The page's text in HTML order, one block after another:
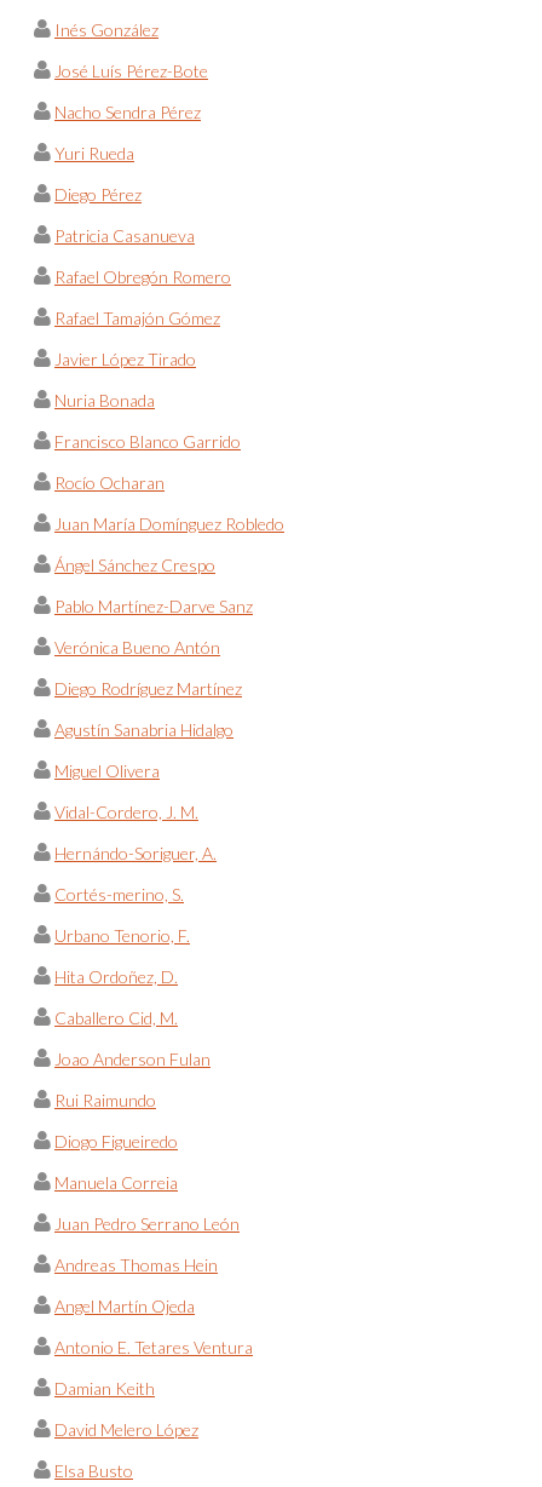
Inés González
José Luís Pérez-Bote
Nacho Sendra Pérez
Yuri Rueda
Diego Pérez
Patricia Casanueva
Rafael Obregón Romero
Rafael Tamajón Gómez
Javier López Tirado
Nuria Bonada
Francisco Blanco Garrido
Rocío Ocharan
Juan María Domínguez Robledo
Ángel Sánchez Crespo
Pablo Martínez-Darve Sanz
Verónica Bueno Antón
Diego Rodríguez Martínez
Agustín Sanabria Hidalgo
Miguel Olivera
Vidal-Cordero, J. M.
Hernándo-Soriguer, A.
Cortés-merino, S.
Urbano Tenorio, F.
Hita Ordoñez, D.
Caballero Cid, M.
Joao Anderson Fulan
Rui Raimundo
Diogo Figueiredo
Manuela Correia
Juan Pedro Serrano León
Andreas Thomas Hein
Angel Martín Ojeda
Antonio E. Tetares Ventura
Damian Keith
David Melero López
Elsa Busto